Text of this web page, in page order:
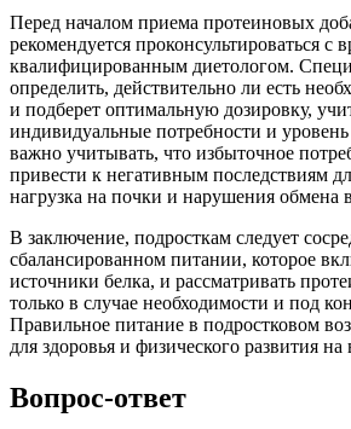
Перед началом приема протеиновых
рекомендуется проконсультироваться с
квалифицированным диетологом.
определить, действительно ли есть
и подберет оптимальную дозировку,
индивидуальные потребности и
важно учитывать, что избыточное
привести к негативным последствиям
нагрузка на почки и нарушения обмена
В заключение, подросткам следует
сбалансированном питании, которое
источники белка, и рассматривать
только в случае необходимости и под
Правильное питание в подростковом
для здоровья и физического развития
Вопрос-ответ